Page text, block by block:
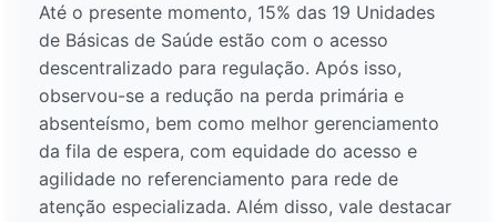
Até o presente momento, 15% das 19 Unidades
de Básicas de Saúde estão com o acesso
descentralizado para regulação. Após isso,
observou-se a redução na perda primária e
absenteísmo, bem como melhor gerenciamento
da fila de espera, com equidade do acesso e
agilidade no referenciamento para rede de
atenção especializada. Além disso, vale destacar